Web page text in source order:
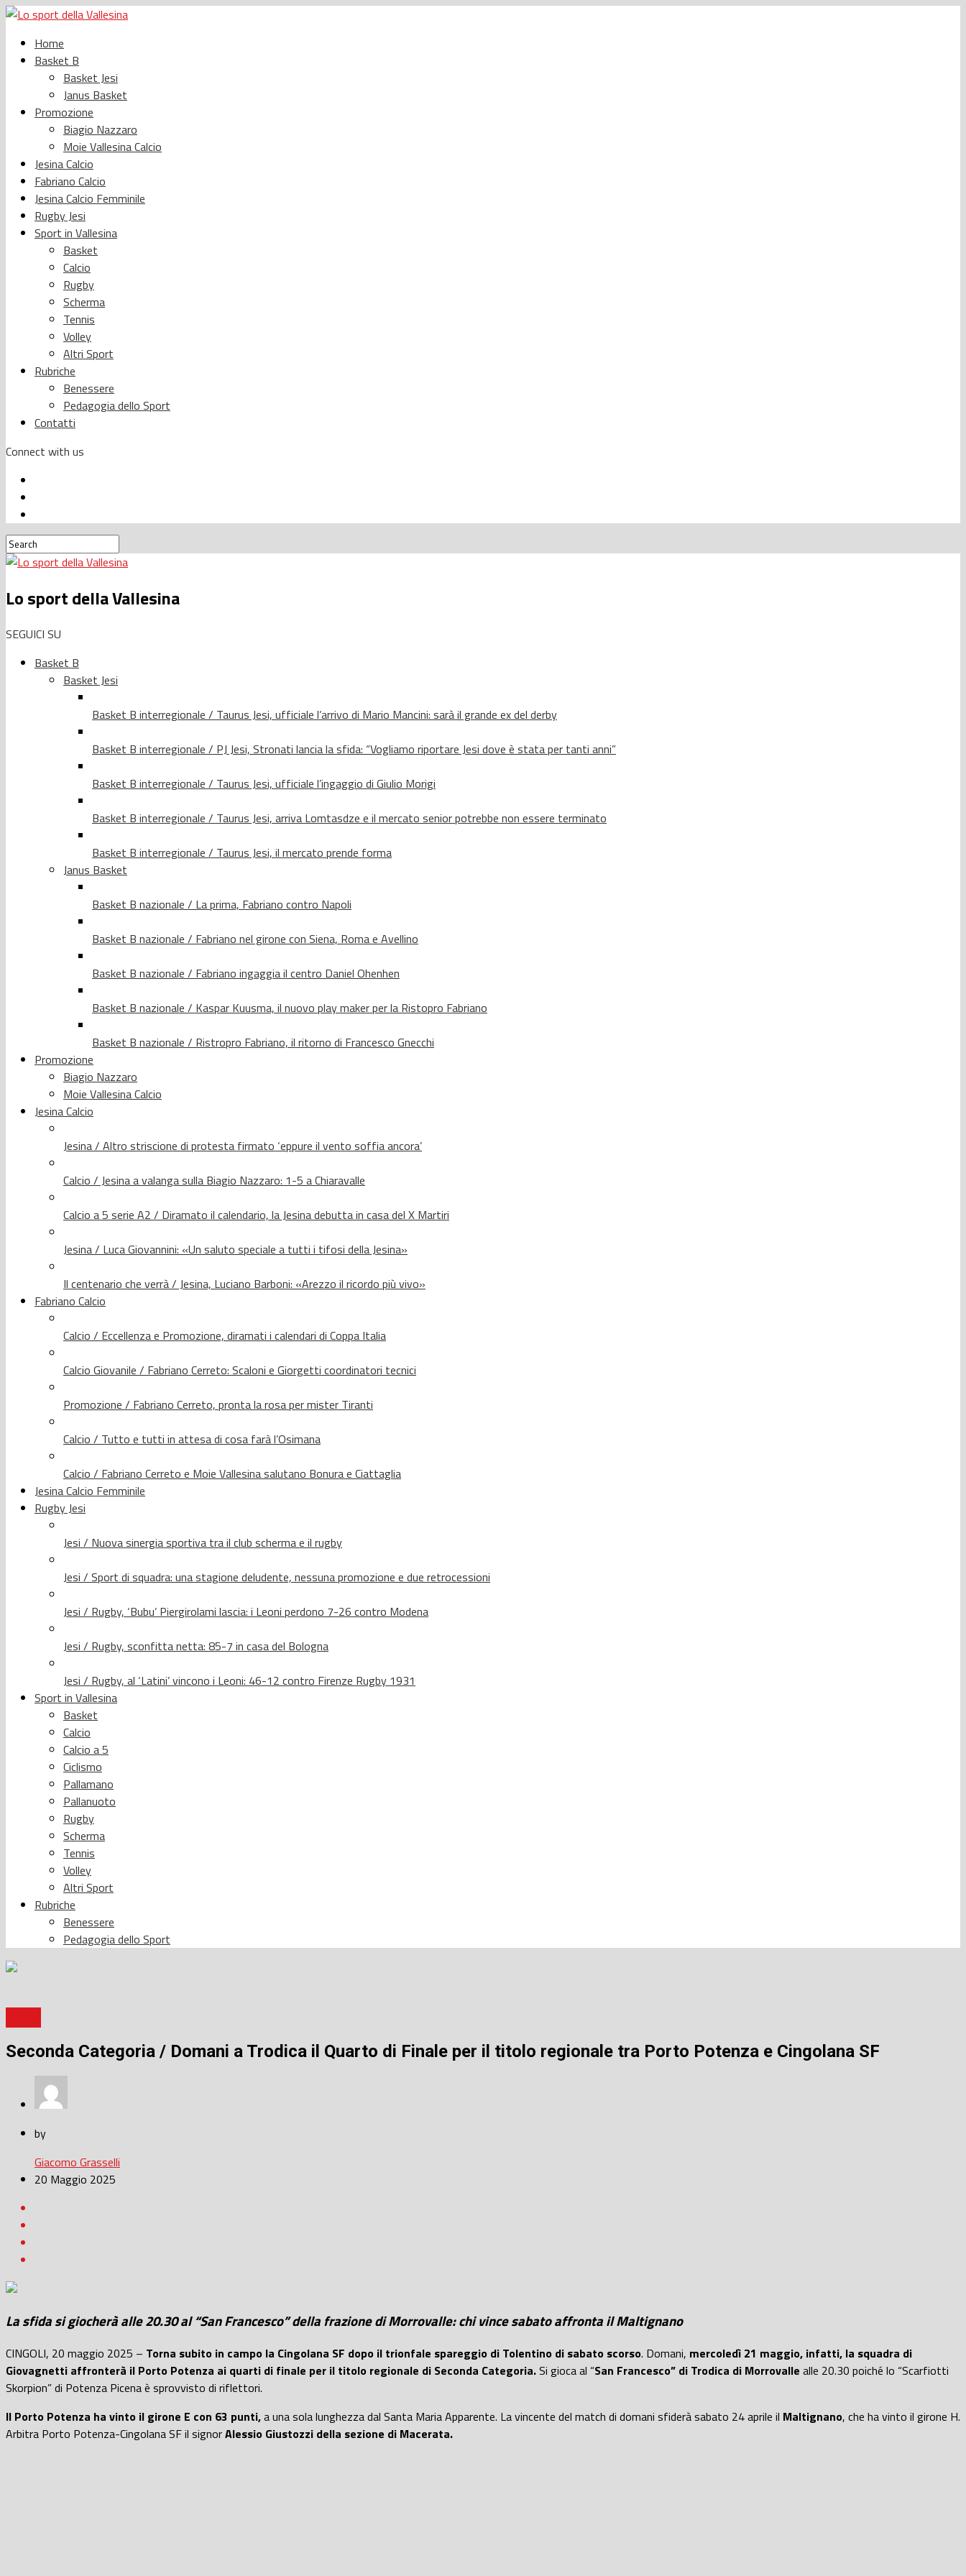
Home
Basket B
Basket Jesi
Janus Basket
Promozione
Biagio Nazzaro
Moie Vallesina Calcio
Jesina Calcio
Fabriano Calcio
Jesina Calcio Femminile
Rugby Jesi
Sport in Vallesina
Basket
Calcio
Rugby
Scherma
Tennis
Volley
Altri Sport
Rubriche
Benessere
Pedagogia dello Sport
Contatti
Connect with us
Lo sport della Vallesina
SEGUICI SU
Basket B
Basket Jesi
Basket B interregionale / Taurus Jesi, ufficiale l’arrivo di Mario Mancini: sarà il grande ex del derby
Basket B interregionale / PJ Jesi, Stronati lancia la sfida: “Vogliamo riportare Jesi dove è stata per tanti anni”
Basket B interregionale / Taurus Jesi, ufficiale l’ingaggio di Giulio Morigi
Basket B interregionale / Taurus Jesi, arriva Lomtasdze e il mercato senior potrebbe non essere terminato
Basket B interregionale / Taurus Jesi, il mercato prende forma
Janus Basket
Basket B nazionale / La prima, Fabriano contro Napoli
Basket B nazionale / Fabriano nel girone con Siena, Roma e Avellino
Basket B nazionale / Fabriano ingaggia il centro Daniel Ohenhen
Basket B nazionale / Kaspar Kuusma, il nuovo play maker per la Ristopro Fabriano
Basket B nazionale / Ristropro Fabriano, il ritorno di Francesco Gnecchi
Promozione
Biagio Nazzaro
Moie Vallesina Calcio
Jesina Calcio
Jesina / Altro striscione di protesta firmato ‘eppure il vento soffia ancora’
Calcio / Jesina a valanga sulla Biagio Nazzaro: 1-5 a Chiaravalle
Calcio a 5 serie A2 / Diramato il calendario, la Jesina debutta in casa del X Martiri
Jesina / Luca Giovannini: «Un saluto speciale a tutti i tifosi della Jesina»
Il centenario che verrà / Jesina, Luciano Barboni: «Arezzo il ricordo più vivo»
Fabriano Calcio
Calcio / Eccellenza e Promozione, diramati i calendari di Coppa Italia
Calcio Giovanile / Fabriano Cerreto: Scaloni e Giorgetti coordinatori tecnici
Promozione / Fabriano Cerreto, pronta la rosa per mister Tiranti
Calcio / Tutto e tutti in attesa di cosa farà l’Osimana
Calcio / Fabriano Cerreto e Moie Vallesina salutano Bonura e Ciattaglia
Jesina Calcio Femminile
Rugby Jesi
Jesi / Nuova sinergia sportiva tra il club scherma e il rugby
Jesi / Sport di squadra: una stagione deludente, nessuna promozione e due retrocessioni
Jesi / Rugby, ‘Bubu’ Piergirolami lascia: i Leoni perdono 7-26 contro Modena
Jesi / Rugby, sconfitta netta: 85-7 in casa del Bologna
Jesi / Rugby, al ‘Latini’ vincono i Leoni: 46-12 contro Firenze Rugby 1931
Sport in Vallesina
Basket
Calcio
Calcio a 5
Ciclismo
Pallamano
Pallanuoto
Rugby
Scherma
Tennis
Volley
Altri Sport
Rubriche
Benessere
Pedagogia dello Sport
Seconda Categoria / Domani a Trodica il Quarto di Finale per il titolo regionale tra Porto Potenza e Cingolana SF
by
Giacomo Grasselli
20 Maggio 2025
La sfida si giocherà alle 20.30 al “San Francesco” della frazione di Morrovalle: chi vince sabato affronta il Maltignano
CINGOLI, 20 maggio 2025 – Torna subito in campo la Cingolana SF dopo il trionfale spareggio di Tolentino di sabato scorso. Domani, mercoledì 21 maggio, infatti, la squadra di
Giovagnetti affronterà il Porto Potenza ai quarti di finale per il titolo regionale di Seconda Categoria.Si gioca al “San Francesco” di Trodica di Morrovalle alle 20.30 poiché lo “Scarfiotti
Skorpion” di Potenza Picena è sprovvisto di riflettori.
Il Porto Potenza ha vinto il girone E con 63 punti,a una sola lunghezza dal Santa Maria Apparente. La vincente del match di domani sfiderà sabato 24 aprile il Maltignano, che ha vinto il girone H.
Arbitra Porto Potenza-Cingolana SF il signorAlessio Giustozzi della sezione di Macerata.